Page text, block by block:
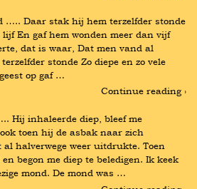
….. Daar stak hij hem terzelfder stonde
En gaf hem wonden meer dan vijf
dat is waar, Dat men vand al
stonde Zo diepe en zo vele
op gaf …
Continue reading ›
Hij inhaleerde diep, bleef me
toen hij de asbak naar zich
halverwege weer uitdrukte. Toen
begon me diep te beledigen. Ik keek
mond. De mond was …